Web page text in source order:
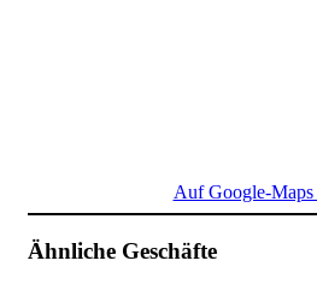
Auf Google-Maps
Ähnliche Geschäfte